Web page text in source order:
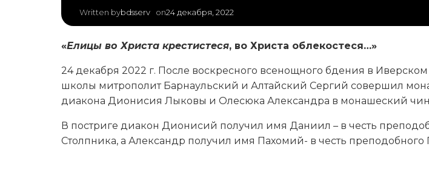
Written bybdsserv on24 декабря, 2022
«Елицы во Христа крестистеся, во Христа облекостеся…»
24 декабря 2022 г. После воскресного всенощного бдения в
школы митрополит Барнаульский и Алтайский Сергий совершил
диакона Дионисия Лыковы и Олесюка Александра в монашеский
В постриге диакон Дионисий получил имя Даниил – в честь
Столпника, а Александр получил имя Пахомий- в честь преподобного